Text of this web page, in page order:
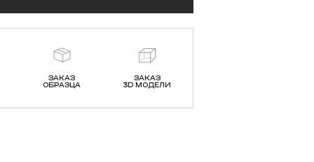
ЗАКАЗ
ОБРАЗЦА
ЗАКАЗ
3D МОДЕЛИ